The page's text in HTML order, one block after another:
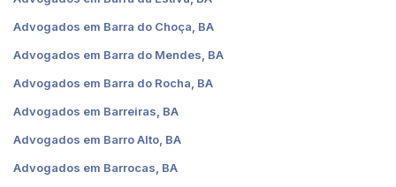
Advogados em Barra do Choça, BA
Advogados em Barra do Mendes, BA
Advogados em Barra do Rocha, BA
Advogados em Barreiras, BA
Advogados em Barro Alto, BA
Advogados em Barrocas, BA